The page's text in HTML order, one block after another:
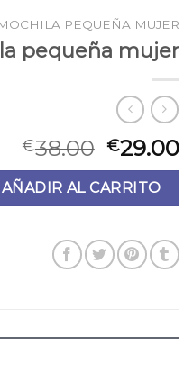
PEQUEÑA MUJER
pequeña mujer
€38.00 €29.00
mujer cantidad
AÑADIR AL CARRITO